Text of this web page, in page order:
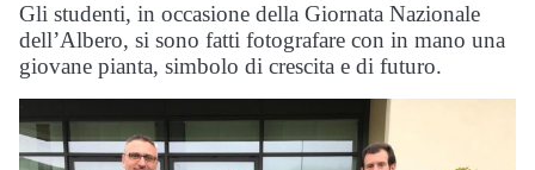
Gli studenti, in occasione della Giornata Nazionale
dell’Albero, si sono fatti fotografare con in mano una
giovane pianta, simbolo di crescita e di futuro.